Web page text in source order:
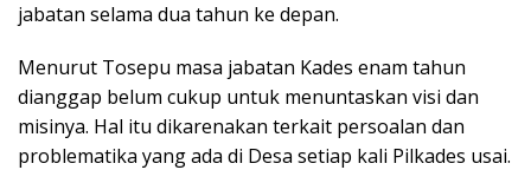
jabatan selama dua tahun ke depan.
Menurut Tosepu masa jabatan Kades enam tahun
dianggap belum cukup untuk menuntaskan visi dan
misinya. Hal itu dikarenakan terkait persoalan dan
problematika yang ada di Desa setiap kali Pilkades usai.